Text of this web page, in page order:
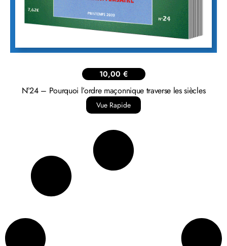
10,00 €
N°24 – Pourquoi l’ordre maçonnique traverse les siècles
Vue Rapide